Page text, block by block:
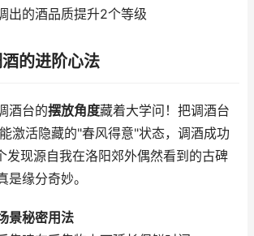
出的酒品质提升2个等级
的进阶心法
酒台的摆放角度藏着大学问！把调酒台
激活隐藏的"春风得意"状态，调酒成功
发现源自我在洛阳郊外偶然看到的古碑
是缘分奇妙。
景秘密用法